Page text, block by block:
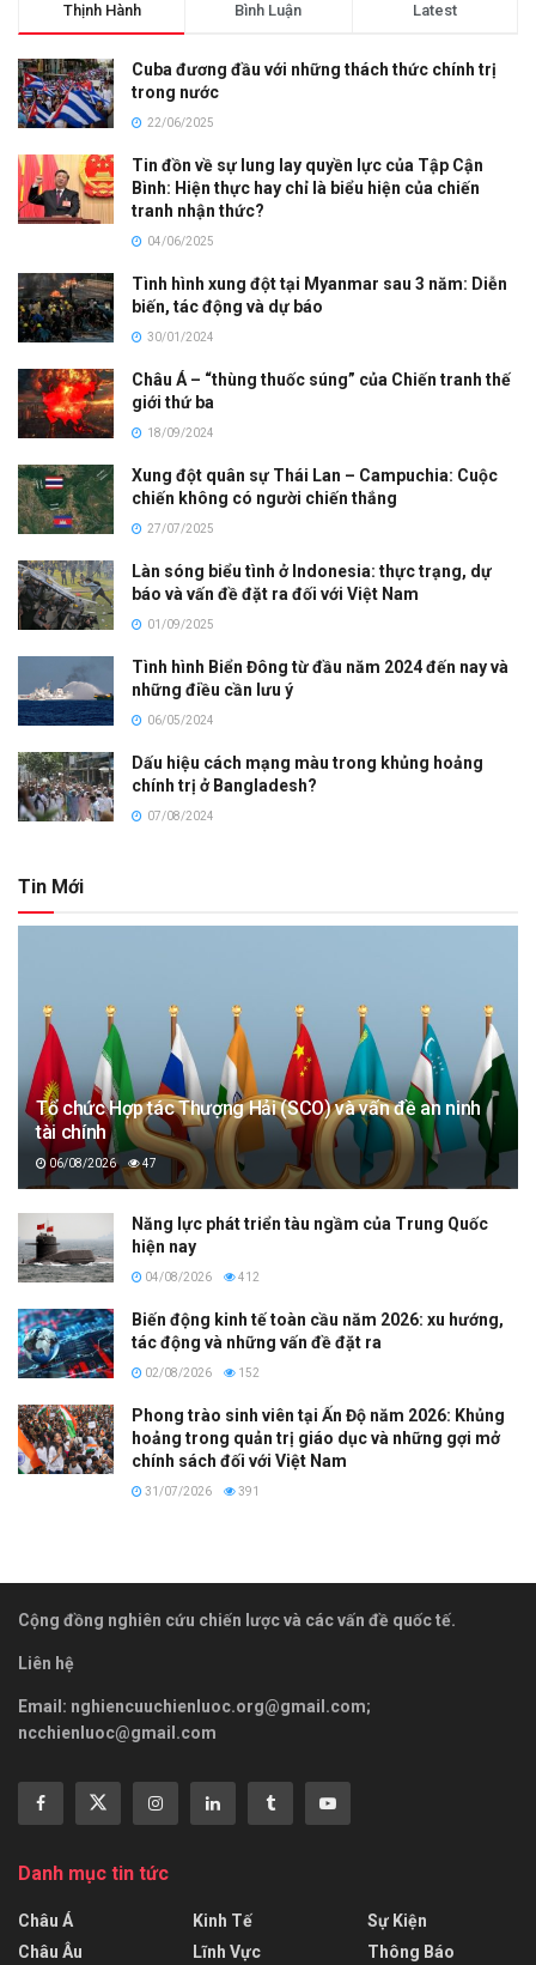
Thịnh Hành Bình Luận Latest
Cuba đương đầu với những thách thức chính trị
trong nước
22/06/2025
Tin đồn về sự lung lay quyền lực của Tập Cận
Bình: Hiện thực hay chỉ là biểu hiện của chiến
tranh nhận thức?
04/06/2025
Tình hình xung đột tại Myanmar sau 3 năm: Diễn
biến, tác động và dự báo
30/01/2024
Châu Á – “thùng thuốc súng” của Chiến tranh thế
giới thứ ba
18/09/2024
Xung đột quân sự Thái Lan – Campuchia: Cuộc
chiến không có người chiến thắng
27/07/2025
Làn sóng biểu tình ở Indonesia: thực trạng, dự
báo và vấn đề đặt ra đối với Việt Nam
01/09/2025
Tình hình Biển Đông từ đầu năm 2024 đến nay và
những điều cần lưu ý
06/05/2024
Dấu hiệu cách mạng màu trong khủng hoảng
chính trị ở Bangladesh?
07/08/2024
Tin Mới
Tổ chức Hợp tác Thượng Hải (SCO) và vấn đề an ninh
tài chính
06/08/2026 47
Năng lực phát triển tàu ngầm của Trung Quốc
hiện nay
04/08/2026 412
Biến động kinh tế toàn cầu năm 2026: xu hướng,
tác động và những vấn đề đặt ra
02/08/2026 152
Phong trào sinh viên tại Ấn Độ năm 2026: Khủng
hoảng trong quản trị giáo dục và những gợi mở
chính sách đối với Việt Nam
31/07/2026 391
Cộng đồng nghiên cứu chiến lược và các vấn đề quốc tế.
Liên hệ
Email: nghiencuuchienluoc.org@gmail.com;
ncchienluoc@gmail.com
Danh mục tin tức
Châu Á
Châu Âu
Kinh Tế
Lĩnh Vực
Sự Kiện
Thông Báo